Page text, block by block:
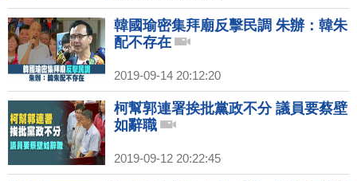
韓國瑜密集拜廟反擊民調 朱辦：韓朱
配不存在
2019-09-14 20:12:20
柯幫郭連署挨批黨政不分 議員要蔡壁
如辭職
2019-09-12 20:22:45